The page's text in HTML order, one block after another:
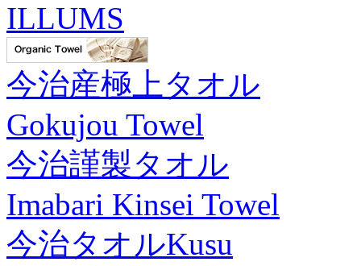
ILLUMS
今治産極上タオル
Gokujou Towel
今治謹製タオル
Imabari Kinsei Towel
今治タオルKusu